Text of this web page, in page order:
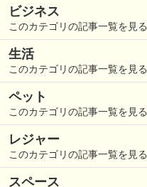
ビジネス
このカテゴリの記事一覧を見る
生活
このカテゴリの記事一覧を見る
ペット
このカテゴリの記事一覧を見る
レジャー
このカテゴリの記事一覧を見る
スペース